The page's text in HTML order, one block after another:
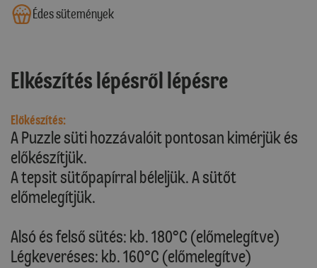
Édes sütemények
Elkészítés lépésről lépésre
Előkészítés:
A Puzzle süti hozzávalóit pontosan kimérjük és
előkészítjük.
A tepsit sütőpapírral béleljük. A sütőt
előmelegítjük.
Alsó és felső sütés: kb. 180°C (előmelegítve)
Légkeveréses: kb. 160°C (előmelegítve)